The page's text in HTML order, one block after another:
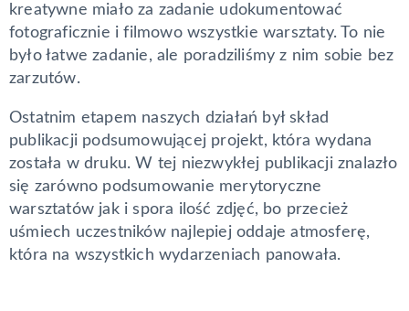
kreatywne miało za zadanie udokumentować
fotograficznie i filmowo wszystkie warsztaty. To nie
było łatwe zadanie, ale poradziliśmy z nim sobie bez
zarzutów.
Ostatnim etapem naszych działań był skład
publikacji podsumowującej projekt, która wydana
została w druku. W tej niezwykłej publikacji znalazło
się zarówno podsumowanie merytoryczne
warsztatów jak i spora ilość zdjęć, bo przecież
uśmiech uczestników najlepiej oddaje atmosferę,
która na wszystkich wydarzeniach panowała.